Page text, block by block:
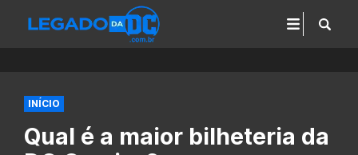
INÍCIO
Qual é a maior bilheteria da